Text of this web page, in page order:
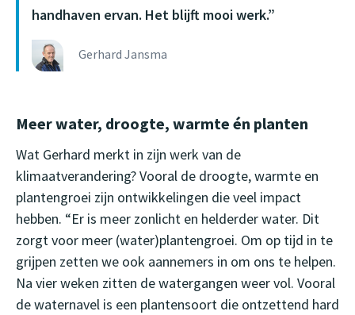
handhaven ervan. Het blijft mooi werk.
Gerhard Jansma
Meer water, droogte, warmte én planten
Wat Gerhard merkt in zijn werk van de
klimaatverandering? Vooral de droogte, warmte en
plantengroei zijn ontwikkelingen die veel impact
hebben. “Er is meer zonlicht en helderder water. Dit
zorgt voor meer (water)plantengroei. Om op tijd in te
grijpen zetten we ook aannemers in om ons te helpen.
Na vier weken zitten de watergangen weer vol. Vooral
de waternavel is een plantensoort die ontzettend hard